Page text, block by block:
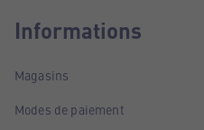
Informations
Magasins
Modes de paiement